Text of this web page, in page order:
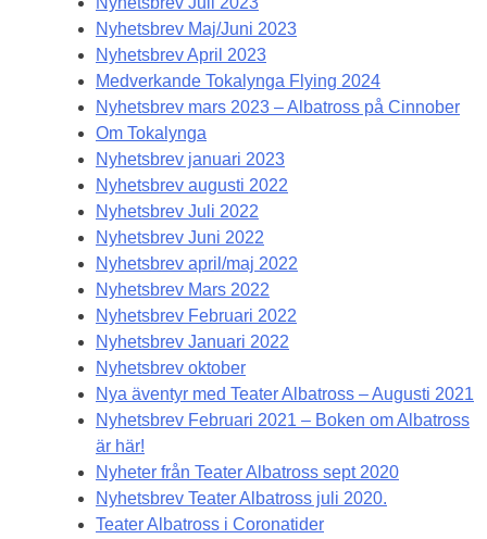
Nyhetsbrev Maj/Juni 2023
Nyhetsbrev April 2023
Medverkande Tokalynga Flying 2024
Nyhetsbrev mars 2023 – Albatross på Cinnober
Om Tokalynga
Nyhetsbrev januari 2023
Nyhetsbrev augusti 2022
Nyhetsbrev Juli 2022
Nyhetsbrev Juni 2022
Nyhetsbrev april/maj 2022
Nyhetsbrev Mars 2022
Nyhetsbrev Februari 2022
Nyhetsbrev Januari 2022
Nyhetsbrev oktober
Nya äventyr med Teater Albatross – Augusti 2021
Nyhetsbrev Februari 2021 – Boken om Albatross
är här!
Nyheter från Teater Albatross sept 2020
Nyhetsbrev Teater Albatross juli 2020.
Teater Albatross i Coronatider